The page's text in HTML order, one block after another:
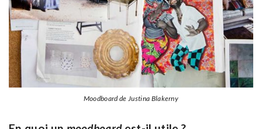
Moodboard de Justina Blakerny